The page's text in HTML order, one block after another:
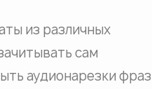
из различных
сам
аудионарезки фраз